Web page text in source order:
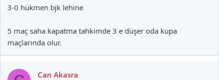
3-0 hükmen bjk lehine
5 maç saha kapatma tahkimde 3 e düşer oda kupa
maçlarında olur.
Can Akasra